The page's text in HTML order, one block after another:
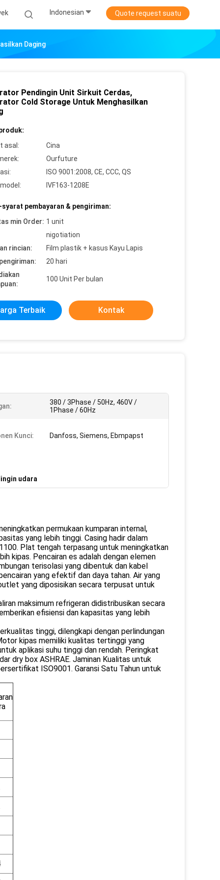
Indonesian Quote request suatu
Daging
Pendingin Unit Sirkuit Cerdas,
Cold Storage Untuk Menghasilkan
asal:
Cina
Ourfuture
ISO 9001:2008, CE, CCC, QS
IVF163-1208E
pembayaran & pengiriman:
min Order: 1 unit
nigotiation
rincian:
Film plastik + kasus Kayu Lapis
20 hari
100 Unit Per bulan
Terbaik Kontak
380 / 3Phase / 50Hz, 460V /
1Phase / 60Hz
Kunci: Danfoss, Siemens, Ebmpapst
udara
permukaan kumparan internal,
yang lebih tinggi. Casing hadir dalam
Plat tengah terpasang untuk meningkatkan
kipas. Pencairan es adalah dengan elemen
terisolasi yang dibentuk dan kabel
yang efektif dan daya tahan. Air yang
yang diposisikan secara terpusat untuk
maksimum refrigeran didistribusikan secara
efisiensi dan kapasitas yang lebih
tinggi, dilengkapi dengan perlindungan
kipas memiliki kualitas tertinggi yang
aplikasi suhu tinggi dan rendah. Peringkat
dry box ASHRAE. Jaminan Kualitas untuk
ISO9001. Garansi Satu Tahun untuk